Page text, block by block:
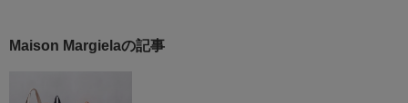
Maison Margielaの記事